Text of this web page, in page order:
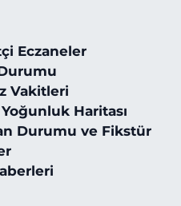
Eczaneler
Vakitleri
Haritası
Durumu ve Fikstür